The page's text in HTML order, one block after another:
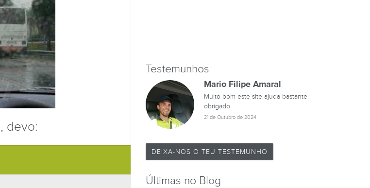
devo:
Testemunhos
Mario Filipe Amaral
Muito bom este site ajuda bastante
obrigado
21 de Outubro de 2024
DEIXA-NOS O TEU TESTEMUNHO
Últimas no Blog